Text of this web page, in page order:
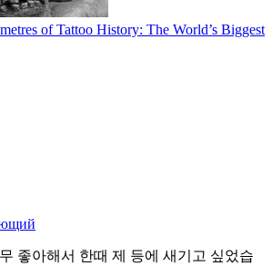
of Tattoo History: The World’s Biggest
좋아해서 한때 제 등에 새기고 싶었습